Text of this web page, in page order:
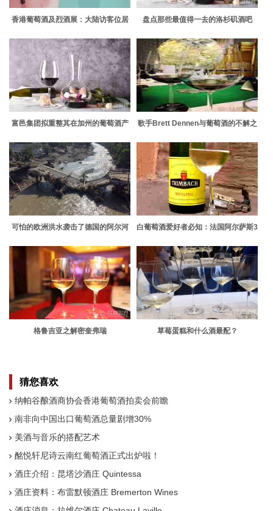
香港葡萄酒及烈酒展：大陆访客位居
盘点那些最值得一去的洛杉矶酒吧
富邑集团拟重整其在加州的葡萄酒产
歌手Brett Dennen与葡萄酒的不解之
可怕的欧洲洪水袭击了德国的阿尔河
白葡萄酒爱好者必知：法国阿尔萨斯3
格鲁吉亚之解密奎弗瑞 草莓蛋糕和什么酒最配？
猜您喜欢
纳帕谷酿酒商协会香港葡萄酒拍卖会前瞻
南非向中国出口葡萄酒总量剧增30%
美酒与音乐的搭配艺术
酩悦轩尼诗云南红葡萄酒正式出炉啦！
酒庄介绍：昆塔沙酒庄 Quintessa
酒庄资料：布雷默顿酒庄 Bremerton Wines